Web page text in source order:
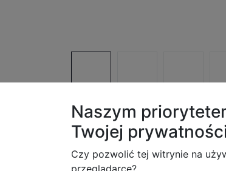
Opis produktu
Specyfikacja techniczna
Naszym
Twojej
Czy pozwolić tej witrynie na
przeglądarce?